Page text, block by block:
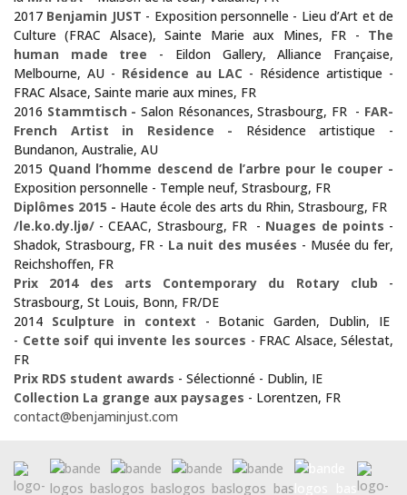
La Maison de la Tour présente des artistes reconnus ou en
2017 Benjamin JUST - Exposition personnelle - Lieu d’Art et de
Culture (FRAC Alsace), Sainte Marie aux Mines, FR - The
human made tree - Eildon Gallery, Alliance Française,
Melbourne, AU - Résidence au LAC - Résidence artistique -
FRAC Alsace, Sainte marie aux mines, FR
2016 Stammtisch -Salon Résonances, Strasbourg, FR - FAR-
French Artist in Residence - Résidence artistique -
Bundanon, Australie, AU
2015 Quand l’homme descend de l’arbre pour le couper -
Exposition personnelle - Temple neuf, Strasbourg, FR
Diplômes 2015 - Haute école des arts du Rhin, Strasbourg, FR
/le.ko.dy.ljø/ - CEAAC, Strasbourg, FR - Nuages de points -
Shadok, Strasbourg, FR - La nuit des musées - Musée du fer,
Reichshoffen, FR
Prix 2014 des arts Contemporary du Rotary club -
Strasbourg, St Louis, Bonn, FR/DE
2014 Sculpture in context - Botanic Garden, Dublin, IE
- Cette soif qui invente les sources - FRAC Alsace, Sélestat,
FR
Prix RDS student awards - Sélectionné - Dublin, IE
Collection La grange aux paysages - Lorentzen, FR
contact@benjaminjust.com